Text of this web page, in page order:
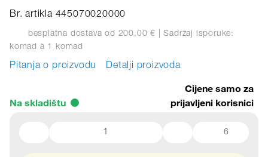
Br. artikla 445070020000
besplatna dostava od 200,00 € | Sadržaj isporuke:
komad à 1 komad
Pitanja o proizvodu Detalji proizvoda
Na skladištu
Cijene samo za
prijavljeni korisnici
6